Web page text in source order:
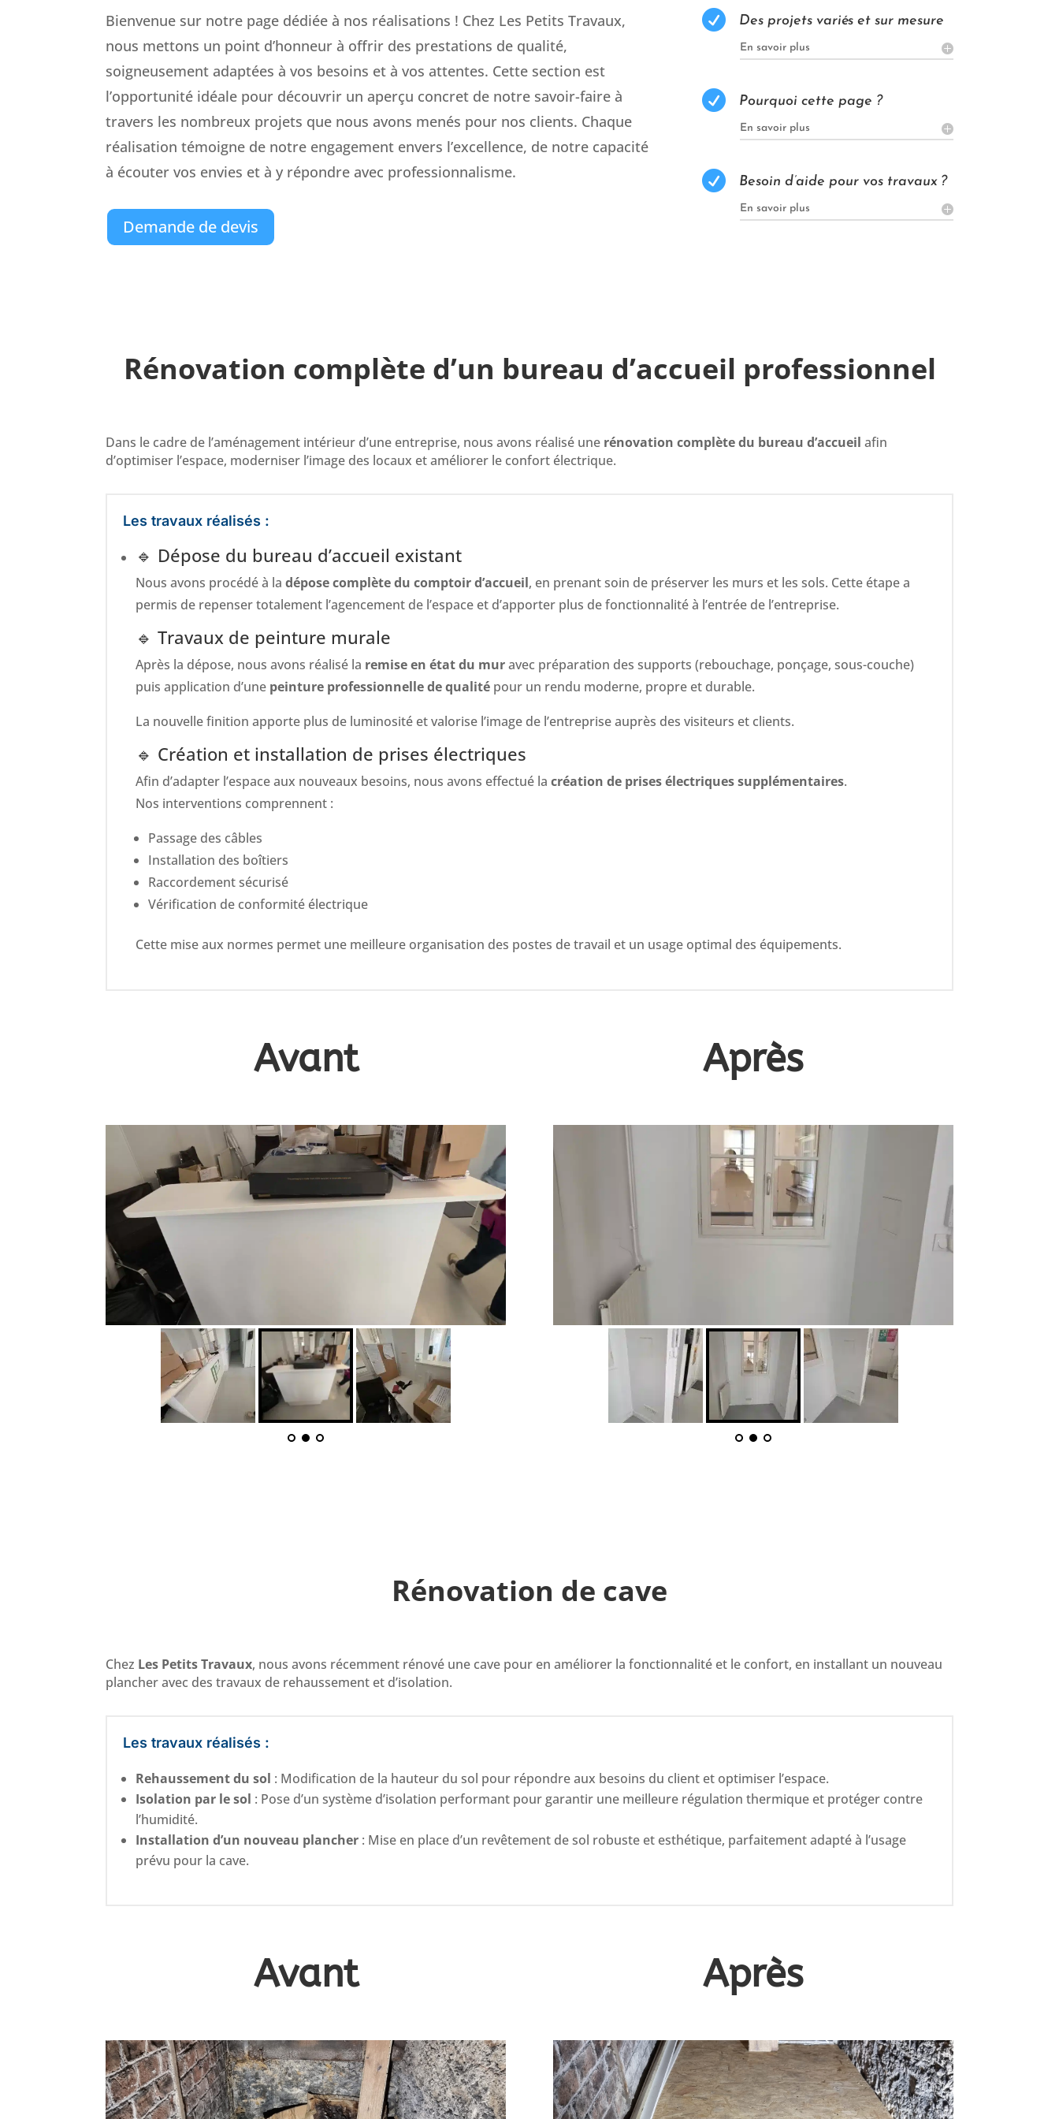
Bienvenue sur notre page dédiée à nos réalisations ! Chez Les Petits Travaux,
nous mettons un point d’honneur à offrir des prestations de qualité,
soigneusement adaptées à vos besoins et à vos attentes. Cette section est
l’opportunité idéale pour découvrir un aperçu concret de notre savoir-faire à
travers les nombreux projets que nous avons menés pour nos clients. Chaque
réalisation témoigne de notre engagement envers l’excellence, de notre capacité
à écouter vos envies et à y répondre avec professionnalisme.
Demande de devis
 Des projets variés et sur mesure
En savoir plus
 Pourquoi cette page ?
En savoir plus
 Besoin d’aide pour vos travaux ?
En savoir plus
Rénovation complète d’un bureau d’accueil professionnel
Dans le cadre de l’aménagement intérieur d’une entreprise, nous avons réalisé une rénovation complète du bureau d’accueil afin
d’optimiser l’espace, moderniser l’image des locaux et améliorer le confort électrique.
Les travaux réalisés :
🔹 Dépose du bureau d’accueil existant
Nous avons procédé à ladépose complète du comptoir d’accueil, en prenant soin de préserver les murs et les sols. Cette étape a
permis de repenser totalement l’agencement de l’espace et d’apporter plus de fonctionnalité à l’entrée de l’entreprise.
🔹 Travaux de peinture murale
Après la dépose, nous avons réalisé la remise en état du muravec préparation des supports (rebouchage, ponçage, sous-couche)
puis application d’une peinture professionnelle de qualité pour un rendu moderne, propre et durable.
La nouvelle finition apporte plus de luminosité et valorise l’image de l’entreprise auprès des visiteurs et clients.
🔹 Création et installation de prises électriques
Afin d’adapter l’espace aux nouveaux besoins, nous avons effectué lacréation de prises électriques supplémentaires.
Nos interventions comprennent :
Passage des câbles
Installation des boîtiers
Raccordement sécurisé
Vérification de conformité électrique
Cette mise aux normes permet une meilleure organisation des postes de travail et un usage optimal des équipements.
Avant Après
Rénovation de cave
Chez Les Petits Travaux, nous avons récemment rénové une cave pour en améliorer la fonctionnalité et le confort, en installant un nouveau
plancher avec des travaux de rehaussement et d’isolation.
Les travaux réalisés :
Rehaussement du sol : Modification de la hauteur du sol pour répondre aux besoins du client et optimiser l’espace.
Isolation par le sol : Pose d’un système d’isolation performant pour garantir une meilleure régulation thermique et protéger contre
l’humidité.
Installation d’un nouveau plancher : Mise en place d’un revêtement de sol robuste et esthétique, parfaitement adapté à l’usage
prévu pour la cave.
Avant Après